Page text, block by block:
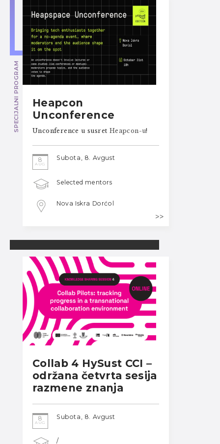
SPECIJALNI PROGRAM
Heapcon
Unconference
Unconference u susret Heapcon-u!
8
AUG
Subota, 8. Avgust
Selected mentors
Nova Iskra Dorćol
Collab 4 HySust CCI –
održana četvrta sesija
razmene znanja
8
AUG
Subota, 8. Avgust
/